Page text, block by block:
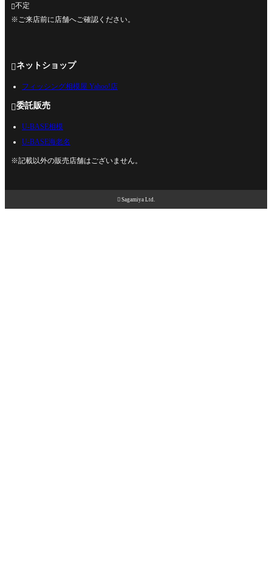
不定
※ご来店前に店舗へご確認ください。
ネットショップ
フィッシング相模屋 Yahoo!店
委託販売
U-BASE相模
U-BASE海老名
※記載以外の販売店舗はございません。
 Sagamiya Ltd.